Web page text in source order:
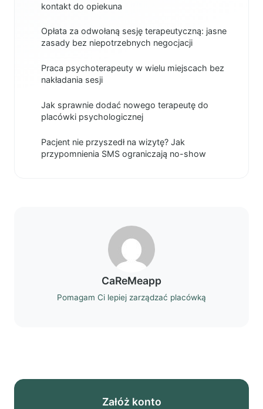
kontakt do opiekuna
Opłata za odwołaną sesję terapeutyczną: jasne
zasady bez niepotrzebnych negocjacji
Praca psychoterapeuty w wielu miejscach bez
nakładania sesji
Jak sprawnie dodać nowego terapeutę do
placówki psychologicznej
Pacjent nie przyszedł na wizytę? Jak
przypomnienia SMS ograniczają no-show
CaReMeapp
Pomagam Ci lepiej zarządzać placówką
Załóż konto